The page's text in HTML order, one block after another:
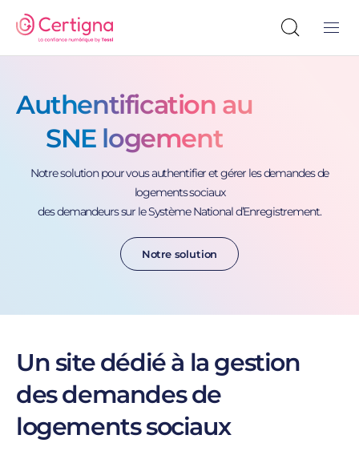
Authentification au
SNE logement
Notre solution pour vous authentifier et gérer les demandes de
logements sociaux
des demandeurs sur le Système National d’Enregistrement.
Notre solution
Un site dédié à la gestion
des demandes de
logements sociaux